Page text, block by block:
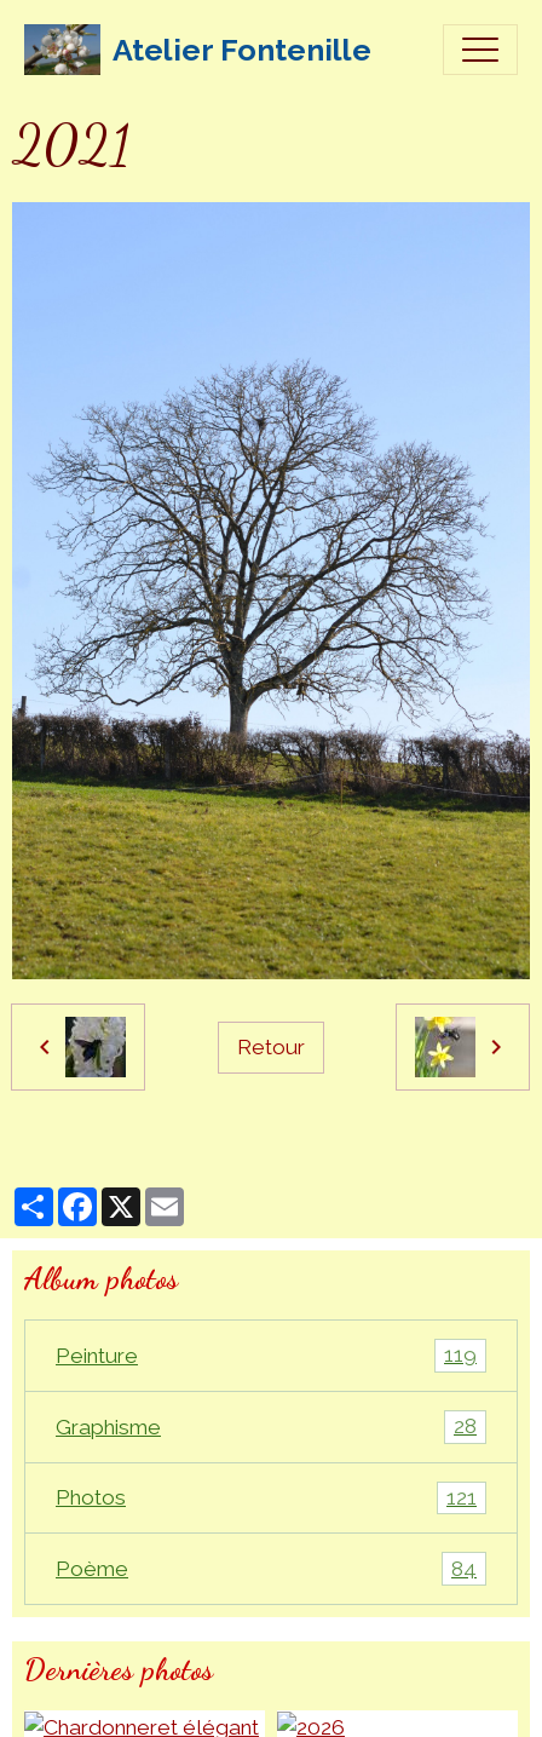
Atelier Fontenille
2021
Retour
PartagerFacebook
X
Album photos
Peinture 119
Graphisme 28
Photos 121
Poème 84
Dernières photos